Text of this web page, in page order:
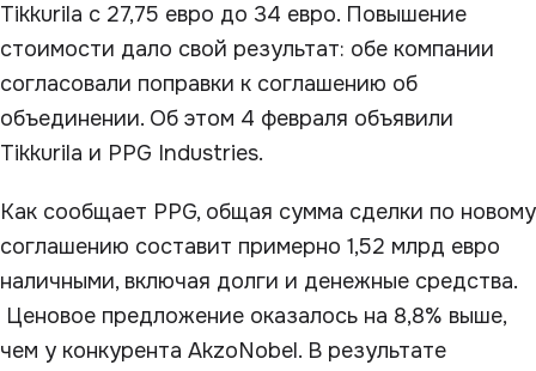
Tikkurila с 27,75 евро до 34 евро. Повышение
стоимости дало свой результат: обе компании
согласовали поправки к соглашению об
объединении. Об этом 4 февраля объявили
Tikkurila и PPG Industries.
Как сообщает PPG, общая сумма сделки по новому
соглашению составит примерно 1,52 млрд евро
наличными, включая долги и денежные средства.
Ценовое предложение оказалось на 8,8% выше,
чем у конкурента AkzoNobel. В результате